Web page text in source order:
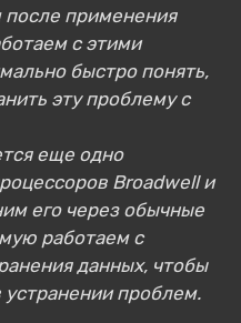
применения
с этими
быстро понять,
эту проблему с
еще одно
Broadwell и
его через обычные
работаем с
данных, чтобы
проблем.